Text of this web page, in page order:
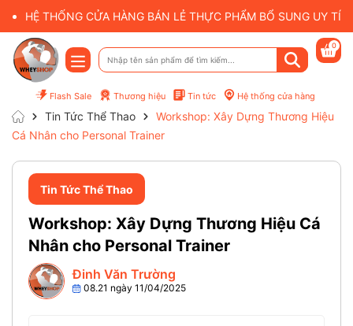
HỆ THỐNG CỬA HÀNG BÁN LẺ THỰC PHẨM BỔ SUNG UY
Flash Sale Thương hiệu Tin tức Hệ thống cửa hàng
0
Tin Tức Thể Thao
Workshop: Xây Dựng Thương Hiệu
Cá Nhân cho Personal Trainer
Tin Tức Thể Thao
Workshop: Xây Dựng Thương Hiệu Cá
Nhân cho Personal Trainer
Đinh Văn Trường
08.21 ngày 11/04/2025